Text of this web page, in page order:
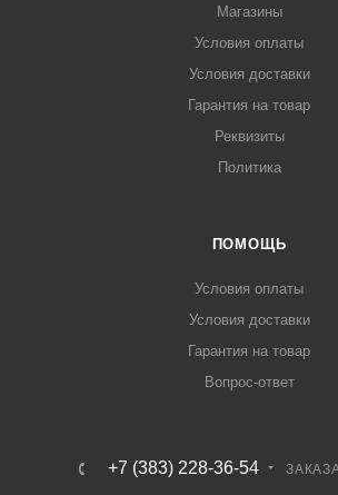
Магазины
Условия оплаты
Условия доставки
Гарантия на товар
Реквизиты
Политика
ПОМОЩЬ
Условия оплаты
Условия доставки
Гарантия на товар
Вопрос-ответ
+7 (383) 228-36-54